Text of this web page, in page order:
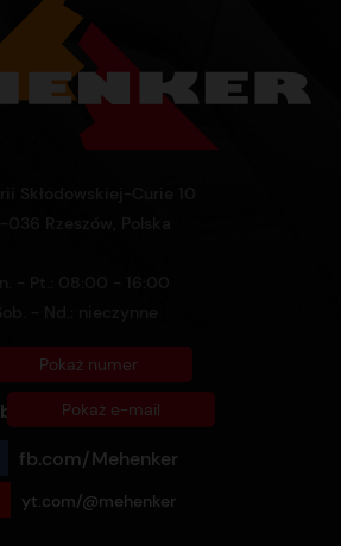
Pokaż numer
+48 732 760 770
Pokaż e-mail
biuro@mehenker.com
fb.com/Mehenker
yt.com/@mehenker